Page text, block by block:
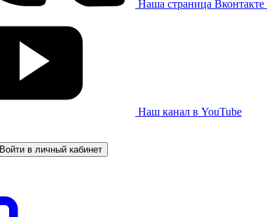
Наша страница Вконтакте
Наш канал в YouTube
Войти в личный кабинет